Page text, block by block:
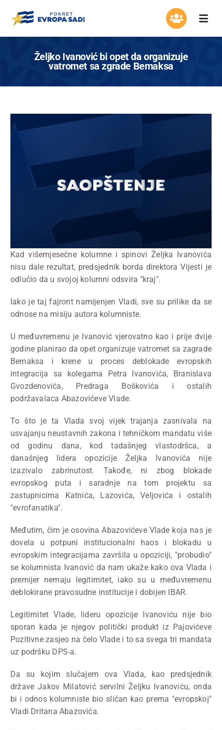
Program
Željko Ivanović bi opet da organizuje
vatromet sa zgrade Bemaksa
Kad višemjesečne kolumne i spinovi Željka Ivanovića
nisu dale rezultat, predsjednik borda direktora Vijesti je
odlučio da u svojoj kolumni odsvira "kraj".
Iako je taj fajront namijenjen Vladi, sve su prilike da se
odnose na misiju autora kolumniste.
U međuvremenu je Ivanović vjerovatno kao i prije dvije
godine planirao da opet organizuje vatromet sa zagrade
Bemaksa i krene u proces deblokade evropskih
integracija sa kolegama Petra Ivanovića, Branislava
Gvozdenovića, Predraga Boškovića i ostalih
podržavalaca Abazovićeve Vlade.
To što je ta Vlada svoj vijek trajanja zasnivala na
usvajanju neustavnih zakona i tehničkom mandatu više
od godinu dana, kod tadašnjeg vlastodršca, a
današnjeg lidera opozicije Željka Ivanovića nije
izazivalo zabrinutost. Takođe, ni zbog blokade
evropskog puta i saradnje na tom projektu sa
zastupnicima Katnića, Lazovića, Veljovića i ostalih
"evrofanatika".
Međutim, čim je osovina Abazovićeve Vlade koja nas je
dovela u potpuni institucionalni haos i blokadu u
evropskim integracijama završila u opoziciji, "probudio"
se kolumnista Ivanović da nam ukaže kako ova Vlada i
premijer nemaju legitimitet, iako su u međuvremenu
deblokirane pravosudne institucije i dobijen IBAR.
Legitimitet Vlade, lideru opozicije Ivanoviću nije bio
sporan kada je njegov politički produkt iz Pajovićeve
Pozitivne zasjeo na čelo Vlade i to sa svega tri mandata
uz podršku DPS-a.
Da su kojim slučajem ova Vlada, kao predsjednik
države Jakov Milatović servilni Željku Ivanoviću, onda
bi i odnos kolumniste bio sličan kao prema "evropskoj"
Vladi Dritana Abazovića.